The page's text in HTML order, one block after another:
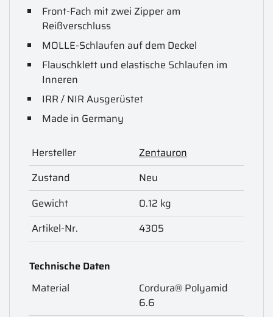
Front-Fach mit zwei Zipper am
Reißverschluss
MOLLE-Schlaufen auf dem Deckel
Flauschklett und elastische Schlaufen im
Inneren
IRR / NIR Ausgerüstet
Made in Germany
Hersteller
Zentauron
Zustand
Neu
Gewicht
0.12 kg
Artikel-Nr.
4305
Technische Daten
Material
Cordura® Polyamid
6.6